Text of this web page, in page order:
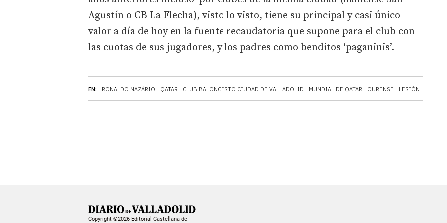
EN: RONALDO NAZÁRIO QATAR CLUB BALONCESTO CIUDAD DE VALLADOLID MUNDIAL DE QATAR OURENSE LESIÓN
Agustín o CB La Flecha), visto lo visto, tiene su principal y casi único
valor a día de hoy en la fuente recaudatoria que supone para el club con
las cuotas de sus jugadores, y los padres como benditos ‘paganinis’.
Copyright ©2026 Editorial Castellana de